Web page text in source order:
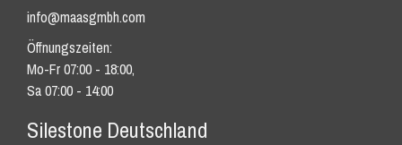
info@maasgmbh.com
Öffnungszeiten:
Mo-Fr 07:00 - 18:00,
Sa 07:00 - 14:00
Silestone Deutschland